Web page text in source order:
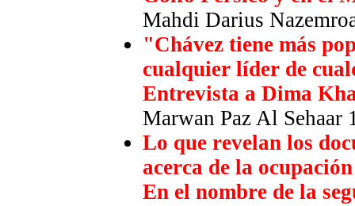
Mahdi Darius
"Chávez tiene más
cualquier líder de
Entrevista a Dima
Marwan Paz Al Sehaar
Lo que revelan los
acerca de la
En el nombre de la